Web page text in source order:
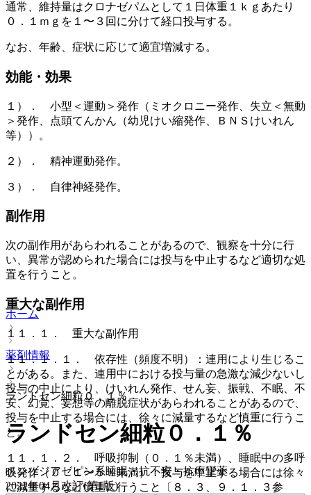
通常、維持量はクロナゼパムとして１日体重１ｋｇあたり
０．１ｍｇを１〜３回に分けて経口投与する。
なお、年齢、症状に応じて適宜増減する。
効能・効果
１）． 小型＜運動＞発作（ミオクロニー発作、失立＜無動
＞発作、点頭てんかん（幼児けい縮発作、ＢＮＳけいれん
等））。
２）． 精神運動発作。
３）． 自律神経発作。
副作用
次の副作用があらわれることがあるので、観察を十分に行
い、異常が認められた場合には投与を中止するなど適切な処
置を行うこと。
重大な副作用
１１．１． 重大な副作用
１１．１．１． 依存性（頻度不明）：連用により生じるこ
とがある。また、連用中における投与量の急激な減少ないし
投与の中止により、けいれん発作、せん妄、振戦、不眠、不
安、幻覚、妄想等の離脱症状があらわれることがあるので、
投与を中止する場合には、徐々に減量するなど慎重に行うこ
と。
１１．１．２． 呼吸抑制（０．１％未満）、睡眠中の多呼
吸発作（０．１〜５％未満）：投与を中止する場合には徐々
に減量するなど慎重に行うこと〔８．３、９．１．３参
ホーム
薬剤情報
ランドセン細粒０．１％
ランドセン細粒０．１％
ベンゾジアゼピン系睡眠・抗不安・抗痙攣薬
2022年04月改訂(第1版)